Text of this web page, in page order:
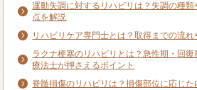
運動失調に対するリハビリは？失調の種
点を解説
リハビリケア専門士とは？取得までの流
ラクナ梗塞のリハビリとは？急性期・回
療法士が押さえるポイント
脊髄損傷のリハビリは？損傷部位に応じ